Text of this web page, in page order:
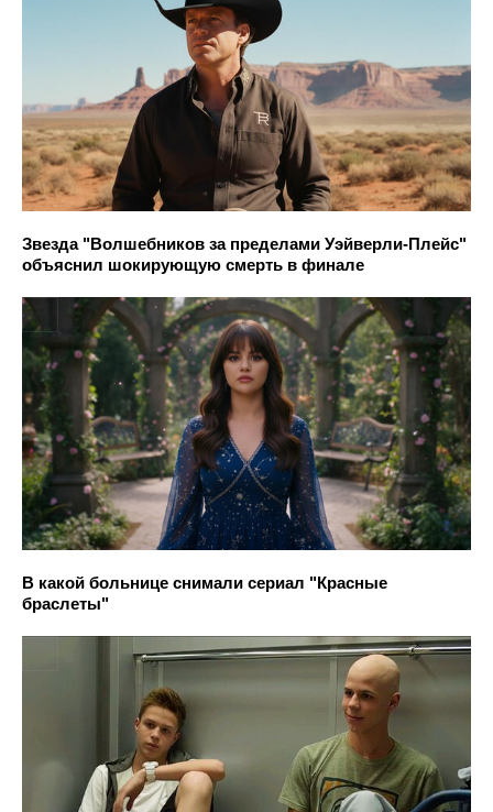
Звезда "Волшебников за пределами Уэйверли-Плейс"
объяснил шокирующую смерть в финале
В какой больнице снимали сериал "Красные
браслеты"